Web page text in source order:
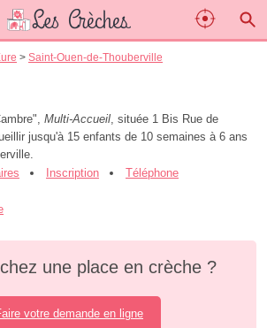
> Saint-Ouen-de-Thouberville
Multi-Accueil, située 1 Bis Rue de
jusqu'à 15 enfants de 10 semaines à 6 ans
Inscription Téléphone
une place en crèche ?
votre demande en ligne